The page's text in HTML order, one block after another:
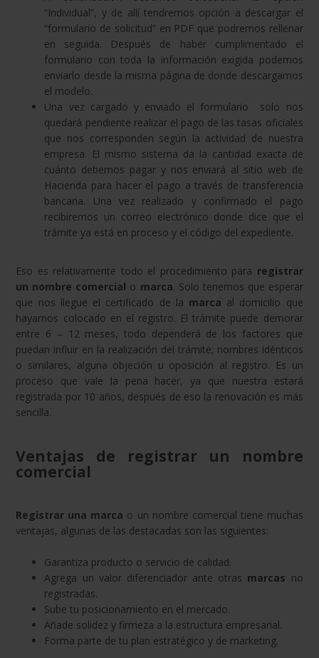
“Individual”, y de allí tendremos opción a descargar el
“formulario de solicitud” en PDF que podremos rellenar
en seguida. Después de haber cumplimentado el
formulario con toda la información exigida podemos
enviarlo desde la misma página de donde descargamos
el modelo.
Una vez cargado y enviado el formulario solo nos
quedará pendiente realizar el pago de las tasas oficiales
que nos corresponden según la actividad de nuestra
empresa. El mismo sistema da la cantidad exacta de
cuánto debemos pagar y nos enviará al sitio web de
Hacienda para hacer el pago a través de transferencia
bancaria. Una vez realizado y confirmado el pago
recibiremos un correo electrónico donde dice que el
trámite ya está en proceso y el código del expediente.
Eso es relativamente todo el procedimiento para registrar
un nombre comercial o marca. Solo tenemos que esperar
que nos llegue el certificado de la marca al domicilio que
hayamos colocado en el registro. El trámite puede demorar
entre 6 – 12 meses, todo dependerá de los factores que
puedan influir en la realización del trámite; nombres idénticos
o similares, alguna objeción u oposición al registro. Es un
proceso que vale la pena hacer, ya que nuestra estará
registrada por 10 años, después de eso la renovación es más
sencilla.
Ventajas de registrar un nombre
comercial
Registrar una marca o un nombre comercial tiene muchas
ventajas, algunas de las destacadas son las siguientes:
Garantiza producto o servicio de calidad.
Agrega un valor diferenciador ante otras marcas no
registradas.
Sube tu posicionamiento en el mercado.
Añade solidez y firmeza a la estructura empresarial.
Forma parte de tu plan estratégico y de marketing.